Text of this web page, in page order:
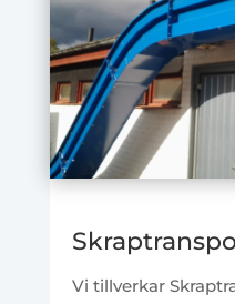
Vi tillverkar